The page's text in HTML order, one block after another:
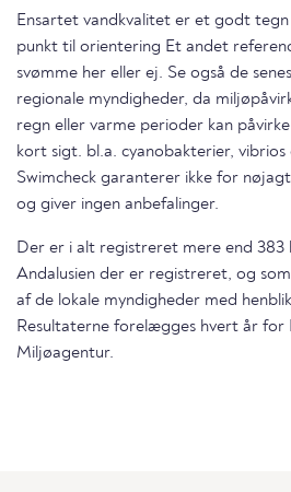
Ensartet vandkvalitet er et godt
punkt til orientering Et andet
svømme her eller ej. Se også de
regionale myndigheder, da
regn eller varme perioder kan
kort sigt. bl.a. cyanobakterier, vibrios
Swimcheck garanterer ikke for
og giver ingen anbefalinger.
Der er i alt registreret mere end 383
Andalusien der er registreret, og
af de lokale myndigheder med
Resultaterne forelægges hvert år for
Miljøagentur.